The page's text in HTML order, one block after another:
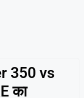
350 vs
का